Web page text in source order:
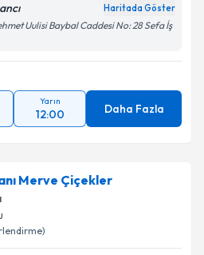
Haritada Göster
Uulisi Baybal Caddesi No: 28 Sefa İş
Yarın
12:00 Daha Fazla
Merve Çiçekler